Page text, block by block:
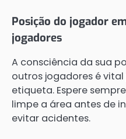
Posição do jogador
jogadores
A consciência da sua
outros jogadores é
etiqueta. Espere
limpe a área antes de
evitar acidentes.